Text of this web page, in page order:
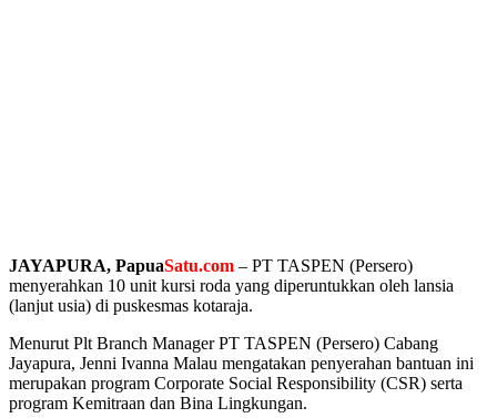
JAYAPURA, PapuaSatu.com – PT TASPEN (Persero)
menyerahkan 10 unit kursi roda yang diperuntukkan oleh lansia
(lanjut usia) di puskesmas kotaraja.
Menurut Plt Branch Manager PT TASPEN (Persero) Cabang
Jayapura, Jenni Ivanna Malau mengatakan penyerahan bantuan ini
merupakan program Corporate Social Responsibility (CSR) serta
program Kemitraan dan Bina Lingkungan.